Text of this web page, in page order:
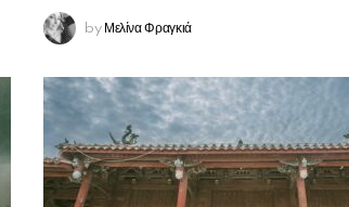
by Μελίνα Φραγκιά